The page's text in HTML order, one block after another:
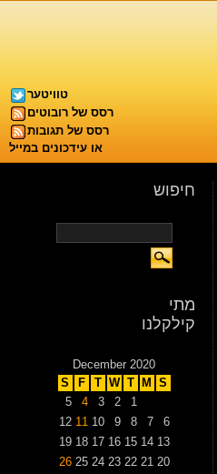
טוויטער
רסס של רובוטים
רסס של תגובות
או עידכונים במייל
חיפוש
מתי
קילקלנו
December 2020
S
M
T
W
T
F
S
1
2
3
4
5
6
7
8
9
10
11
12
13
14
15
16
17
18
19
20
21
22
23
24
25
26